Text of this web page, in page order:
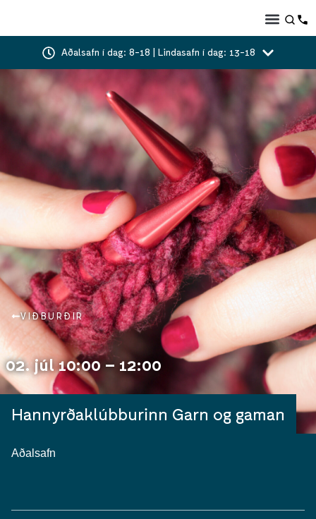
Aðalsafn í dag: 8-18 | Lindasafn í dag: 13-18
VIÐBURÐIR
02. júl 10:00 – 12:00
Hannyrðaklúbburinn Garn og gaman
Aðalsafn